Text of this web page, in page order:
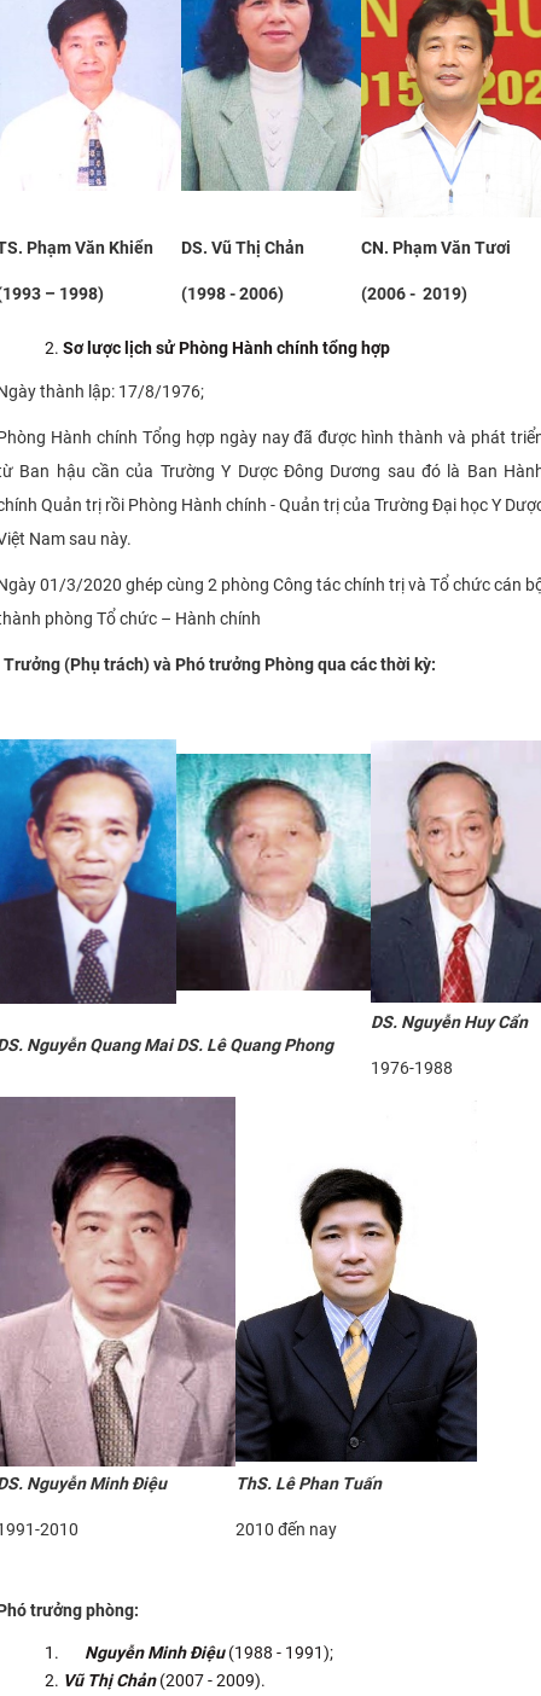
Phạm Văn Khiển
– 1998)
DS. Vũ Thị Chản
(1998 - 2006)
CN. Phạm Văn Tươi
(2006 - 2019)
Sơ lược lịch sử Phòng Hành chính tổng hợp
thành lập: 17/8/1976;
Hành chính Tổng hợp ngày nay đã được hình thành và phát
Ban hậu cần của Trường Y Dược Đông Dương sau đó là Ban
Quản trị rồi Phòng Hành chính - Quản trị của Trường Đại học Y
Nam sau này.
01/3/2020 ghép cùng 2 phòng Công tác chính trị và Tổ chức cán
phòng Tổ chức – Hành chính
Trưởng (Phụ trách) và Phó trưởng Phòng qua các thời kỳ:
Nguyễn Quang Mai DS. Lê Quang Phong
DS. Nguyễn Huy Cẩn
1976-1988
Nguyễn Minh Điệu
2010
ThS. Lê Phan Tuấn
2010 đến nay
trưởng phòng:
Nguyễn Minh Điệu(1988 - 1991);
Vũ Thị Chản(2007 - 2009).